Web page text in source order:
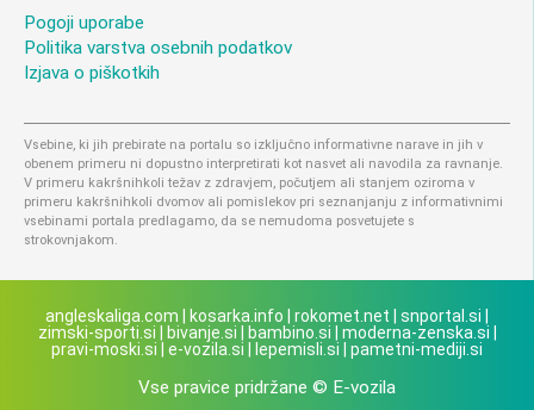
Pogoji uporabe
Politika varstva osebnih podatkov
Izjava o piškotkih
Vsebine, ki jih prebirate na portalu so izključno informativne narave in jih v
obenem primeru ni dopustno interpretirati kot nasvet ali navodila za ravnanje.
V primeru kakršnihkoli težav z zdravjem, počutjem ali stanjem oziroma v
primeru kakršnihkoli dvomov ali pomislekov pri seznanjanju z informativnimi
vsebinami portala predlagamo, da se nemudoma posvetujete s
strokovnjakom.
angleskaliga.com kosarka.info rokomet.net snportal.si
zimski-sporti.si
bivanje.si bambino.si moderna-zenska.si
pravi-moski.si
e-vozila.si lepemisli.si pametni-mediji.si
Vse pravice pridržane © E-vozila